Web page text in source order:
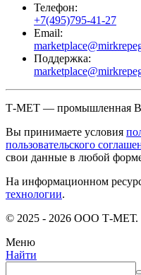
Телефон:
+7(495)795-41-27
Email:
Поддержка:
Т-МЕТ — промышленная
Вы принимаете условия
пользовательского
свои данные в любой
На информационном
технологии.
© 2025 - 2026 ООО Т-МЕТ.
Меню
Найти